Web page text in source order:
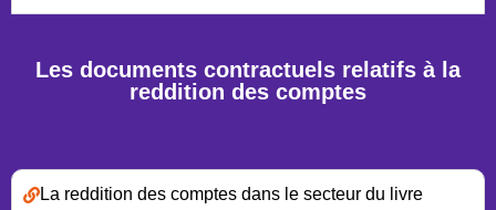
Les documents contractuels relatifs à la
reddition des comptes
La reddition des comptes dans le secteur du livre